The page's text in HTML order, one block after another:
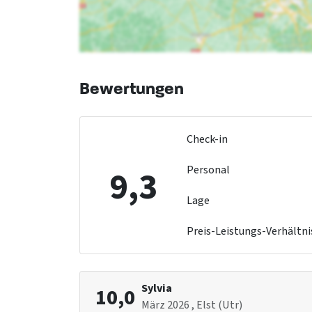
Angepasste
Sanitäranlagen
Geschirrspüler
Mikrowelle
Kinderbetten: 2
: 2
Laufstall: 1
Bewertungen
9,3
Check-in
Personal
Lage
Preis-Leistungs-
10,0 Sylvia
März 2026, Elst (Utr)